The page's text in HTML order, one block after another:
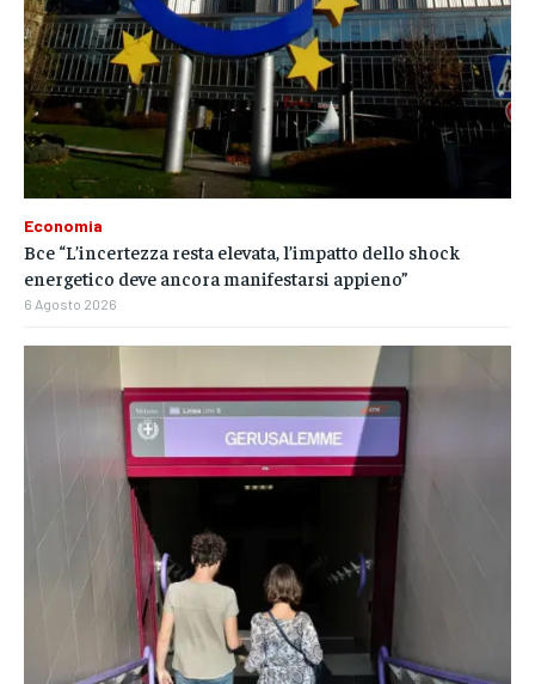
Economia
Bce “L’incertezza resta elevata, l’impatto dello shock
energetico deve ancora manifestarsi appieno”
6 Agosto 2026